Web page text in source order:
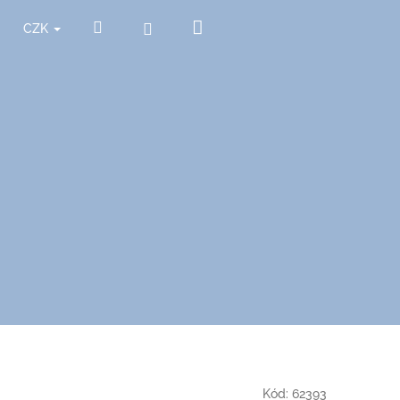
CZK Hledat Přihlášení
Kód: 62393